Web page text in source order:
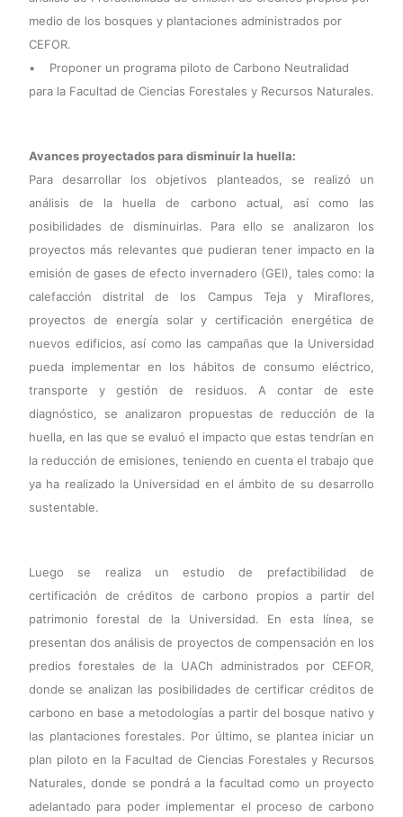
medio de los bosques y plantaciones administrados por
CEFOR.
• Proponer un programa piloto de Carbono Neutralidad
para la Facultad de Ciencias Forestales y Recursos Naturales.
Avances proyectados para disminuir la huella:
Para desarrollar los objetivos planteados, se realizó un
análisis de la huella de carbono actual, así como las
posibilidades de disminuirlas. Para ello se analizaron los
proyectos más relevantes que pudieran tener impacto en la
emisión de gases de efecto invernadero (GEI), tales como: la
calefacción distrital de los Campus Teja y Miraflores,
proyectos de energía solar y certificación energética de
nuevos edificios, así como las campañas que la Universidad
pueda implementar en los hábitos de consumo eléctrico,
transporte y gestión de residuos. A contar de este
diagnóstico, se analizaron propuestas de reducción de la
huella, en las que se evaluó el impacto que estas tendrían en
la reducción de emisiones, teniendo en cuenta el trabajo que
ya ha realizado la Universidad en el ámbito de su desarrollo
sustentable.
Luego se realiza un estudio de prefactibilidad de
certificación de créditos de carbono propios a partir del
patrimonio forestal de la Universidad. En esta línea, se
presentan dos análisis de proyectos de compensación en los
predios forestales de la UACh administrados por CEFOR,
donde se analizan las posibilidades de certificar créditos de
carbono en base a metodologías a partir del bosque nativo y
las plantaciones forestales. Por último, se plantea iniciar un
plan piloto en la Facultad de Ciencias Forestales y Recursos
Naturales, donde se pondrá a la facultad como un proyecto
adelantado para poder implementar el proceso de carbono